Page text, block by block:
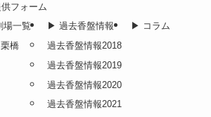
フォーム
場一覧
橋
▶︎ 過去香盤情報
過去香盤情報2018
過去香盤情報2019
過去香盤情報2020
過去香盤情報2021
▶︎ コラム